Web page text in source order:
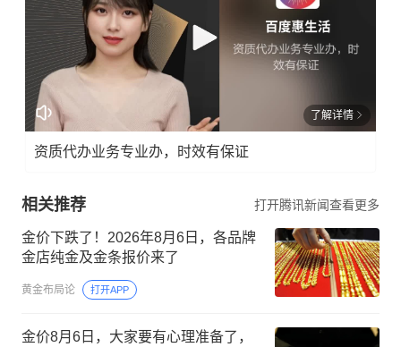
了解详情
资质代办业务专业办，时效有保证
相关推荐 打开腾讯新闻查看更多
金价下跌了！2026年8月6日，各品牌
金店纯金及金条报价来了
黄金布局论 打开APP
金价8月6日，大家要有心理准备了，